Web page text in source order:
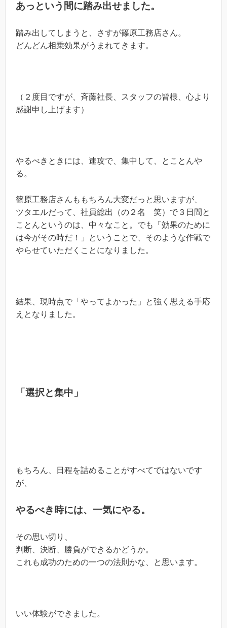
あっという間に踏み出せました。
踏み出してしまうと、さすが篠原工務店さん。
どんどん相乗効果がうまれてきます。
（２度目ですが、斉藤社長、スタッフの皆様、心より
感謝申し上げます）
やるべきときには、速攻で、集中して、とことんや
る。
篠原工務店さんももちろん大変だっと思いますが、
ツタエルだって、社員総出（の２名 笑）で３日間と
ことんというのは、中々なこと。でも「効果のために
は今がその時だ！」ということで、そのような作戦で
やらせていただくことになりました。
結果、現時点で「やってよかった」と強く思える手応
えとなりました。
「選択と集中」
もちろん、日程を詰めることがすべてではないです
が、
やるべき時には、一気にやる。
その思い切り、
判断、決断、勝負ができるかどうか。
これも成功のための一つの法則かな、と思います。
いい体験ができました。